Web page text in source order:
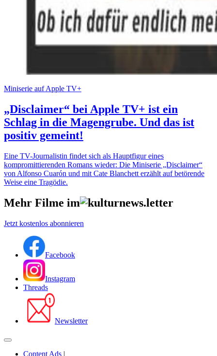
Miniserie auf Apple TV+
„Disclaimer“ bei Apple TV+ ist ein
Schlag in die Magengrube. Und das ist
positiv gemeint!
Eine TV-Journalistin findet sich als Hauptfigur eines
kompromittierenden Romans wieder: Die Miniserie „Disclaimer“
von Alfonso Cuarón und mit Cate Blanchett erzählt auf betörende
Weise eine Tragödie.
Mehr Filme im
Jetzt kostenlos abonnieren
Facebook
Instagram
Threads
Newsletter
Content Ads |